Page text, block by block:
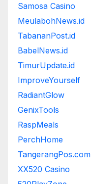
Samosa Casino
MeulabohNews.id
TabananPost.id
BabelNews.id
TimurUpdate.id
ImproveYourself
RadiantGlow
GenixTools
RaspMeals
PerchHome
TangerangPos.com
XX520 Casino